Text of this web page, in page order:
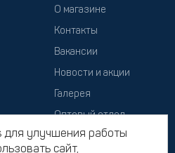
О магазине
Контакты
Вакансии
Новости и акции
Галерея
Оптовый отдел
для улучшения работы
сайт,